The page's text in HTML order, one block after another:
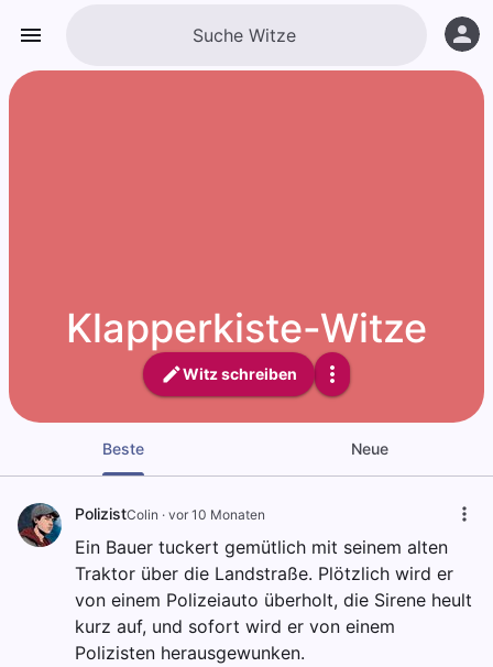
Klapperkiste-Witze
Witz schreiben
Beste Neue
PolizistColin · vor 10 Monaten
Ein Bauer tuckert gemütlich mit seinem alten
Traktor über die Landstraße. Plötzlich wird er
von einem Polizeiauto überholt, die Sirene heult
kurz auf, und sofort wird er von einem
Polizisten herausgewunken.